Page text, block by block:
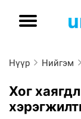
Нүүр Нийгэм
Хог